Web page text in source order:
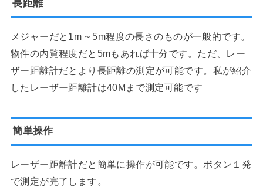
長距離
メジャーだと1m ~ 5m程度の長さのものが一般的です。
物件の内覧程度だと5mもあれば十分です。ただ、レー
ザー距離計だとより長距離の測定が可能です。私が紹介
したレーザー距離計は40Mまで測定可能です
簡単操作
レーザー距離計だと簡単に操作が可能です。ボタン１発
で測定が完了します。